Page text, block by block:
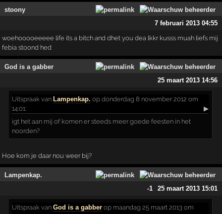
stoony
7 februari 2013 04:55
woehooooeeeee life its a bitch and dhet you dea lkkr kusss muah liefs mij
febia stoond hed
God is a gabber
25 maart 2013 14:56
Uitspraak vanLampenkap. op donderdag 8 november 2012 om
14:01:
▶
igt het aan mij of komen er steeds meer goede feesten in het
noorden?
Hoe kom je daar nou weer bij?
Lampenkap.
-1
25 maart 2013 15:01
Uitspraak vanGod is a gabber op maandag 25 maart 2013 om